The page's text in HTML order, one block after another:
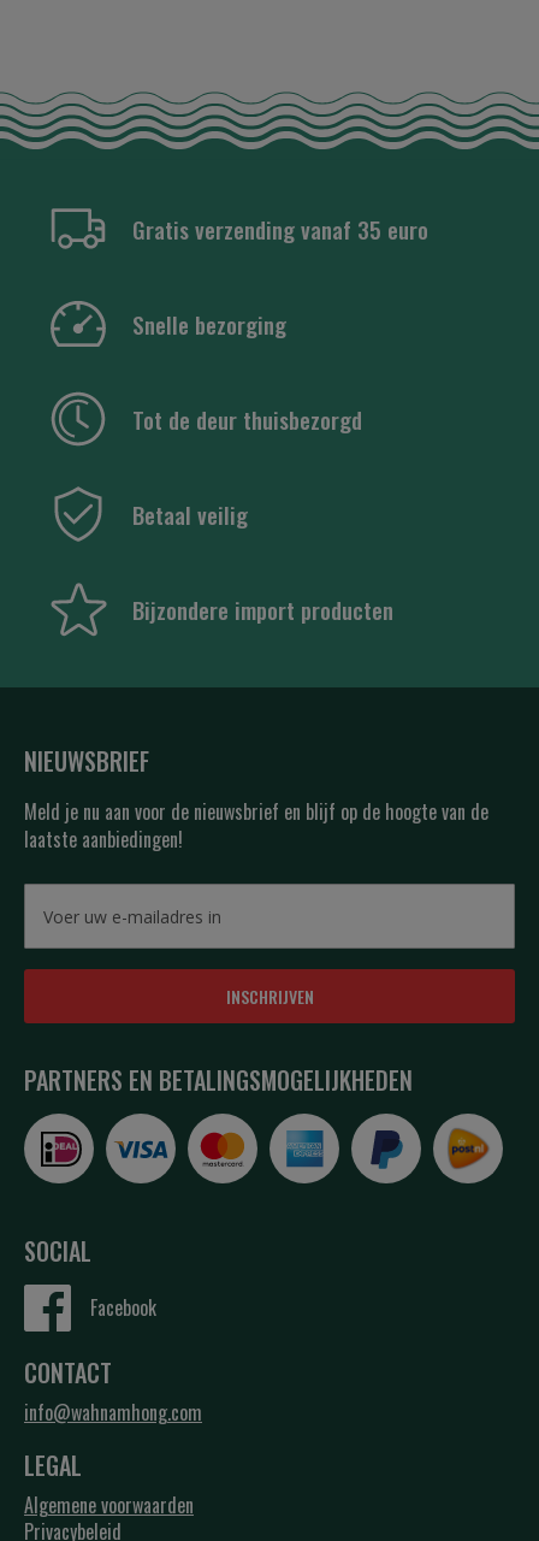
Gratis verzending vanaf 35 euro
Snelle bezorging
Tot de deur thuisbezorgd
Betaal veilig
Bijzondere import producten
NIEUWSBRIEF
Meld je nu aan voor de nieuwsbrief en blijf op de hoogte van de
laatste aanbiedingen!
INSCHRIJVEN
PARTNERS EN BETALINGSMOGELIJKHEDEN
SOCIAL
Facebook
CONTACT
info@wahnamhong.com
LEGAL
Algemene voorwaarden
Privacybeleid